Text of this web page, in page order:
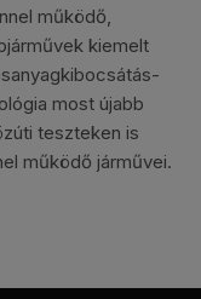
működő,
kiemelt
most újabb
teszteken is
működő járművei.